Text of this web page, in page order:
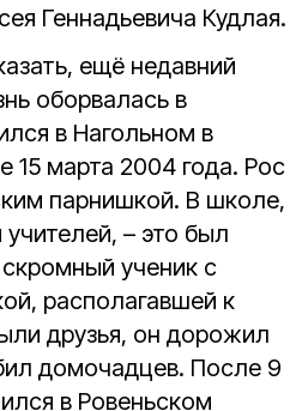
Геннадьевича Кудлая.
ещё недавний
оборвалась в
в Нагольном в
15 марта 2004 года. Рос
парнишкой. В школе,
– это был
ученик с
располагавшей к
друзья, он дорожил
домочадцев. После 9
в Ровеньском